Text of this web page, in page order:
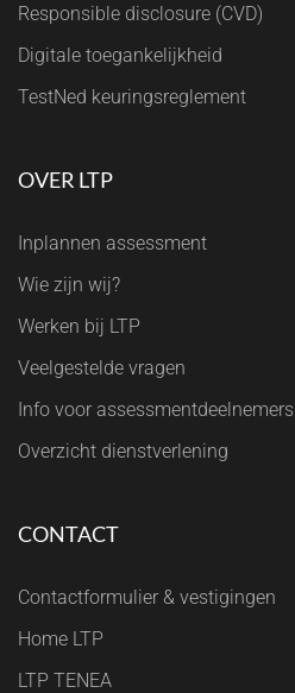
Responsible disclosure (CVD)
Digitale toegankelijkheid
TestNed keuringsreglement
OVER LTP
Inplannen assessment
Wie zijn wij?
Werken bij LTP
Veelgestelde vragen
Info voor assessmentdeelnemers
Overzicht dienstverlening
CONTACT
Contactformulier & vestigingen
Home LTP
LTP TENEA